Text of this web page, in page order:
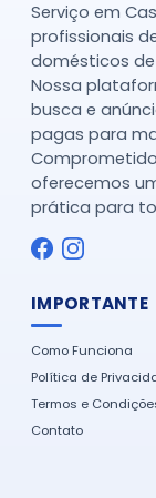
Serviço em
profissionais
domésticos
Nossa
busca e
pagas para
oferecemos
prática para
IMPORTANTE
Como Funciona
Política de
Termos e
Contato